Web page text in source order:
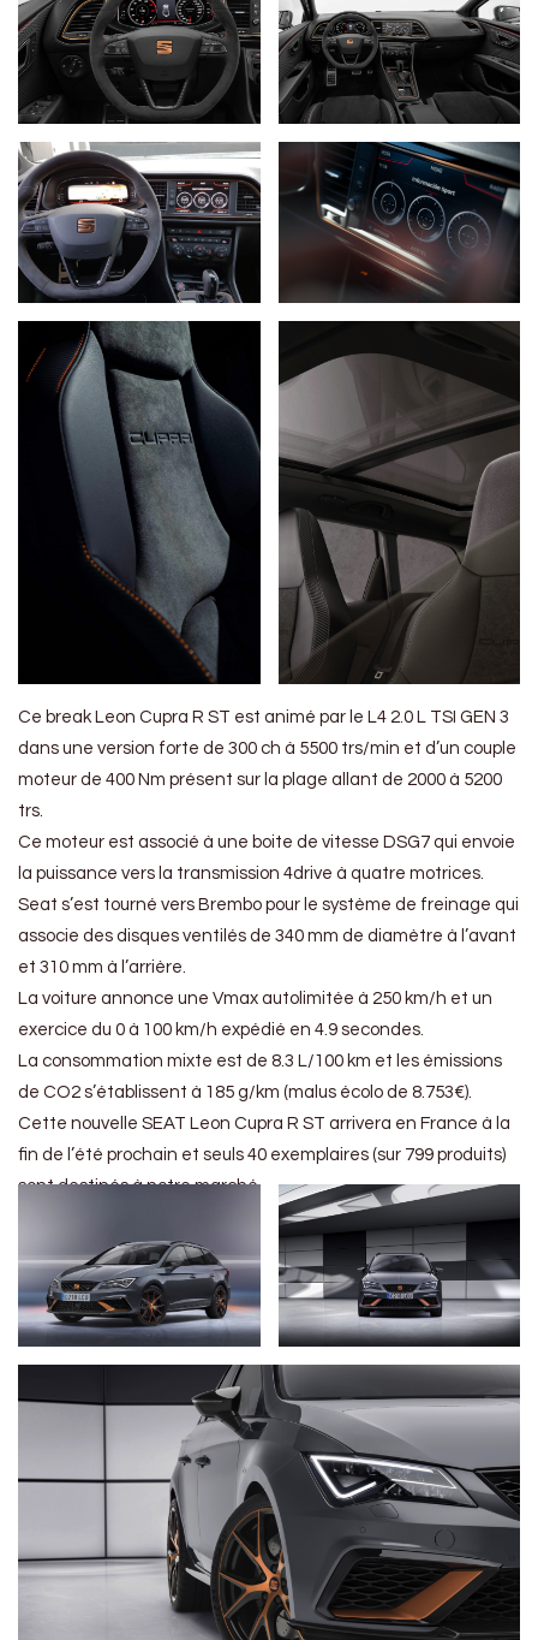
Ce break Leon Cupra R ST est animé par le L4 2.0 L TSI GEN 3
dans une version forte de 300 ch à 5500 trs/min et d’un couple
moteur de 400 Nm présent sur la plage allant de 2000 à 5200
trs.
Ce moteur est associé à une boite de vitesse DSG7 qui envoie
la puissance vers la transmission 4drive à quatre motrices.
Seat s’est tourné vers Brembo pour le système de freinage qui
associe des disques ventilés de 340 mm de diamètre à l’avant
et 310 mm à l’arrière.
La voiture annonce une Vmax autolimitée à 250 km/h et un
exercice du 0 à 100 km/h expédié en 4.9 secondes.
La consommation mixte est de 8.3 L/100 km et les émissions
de CO2 s’établissent à 185 g/km (malus écolo de 8.753€).
Cette nouvelle SEAT Leon Cupra R ST arrivera en France à la
fin de l’été prochain et seuls 40 exemplaires (sur 799 produits)
sont destinés à notre marché.